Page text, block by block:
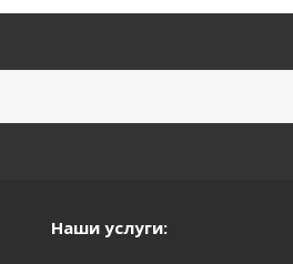
Наши услуги: